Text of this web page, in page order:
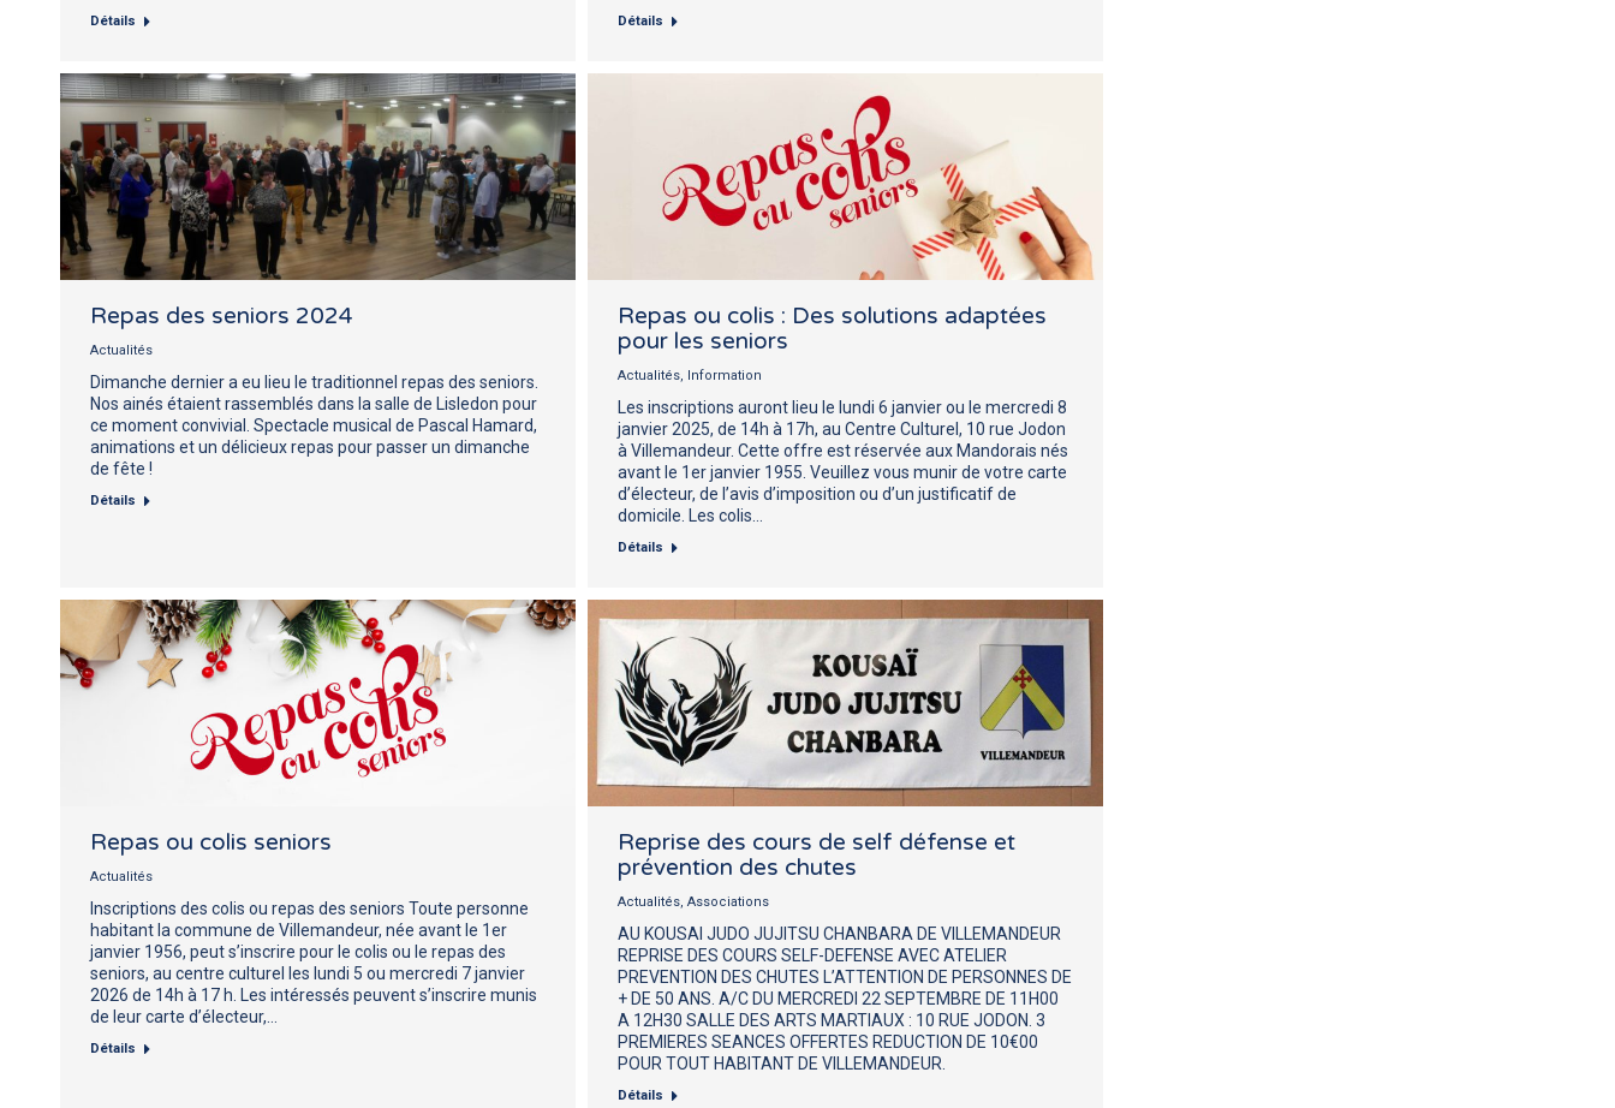
Détails Détails
Repas des seniors 2024
Actualités
Dimanche dernier a eu lieu le traditionnel repas des seniors.
Nos ainés étaient rassemblés dans la salle de Lisledon pour
ce moment convivial. Spectacle musical de Pascal Hamard,
animations et un délicieux repas pour passer un dimanche
de fête !
Détails
Repas ou colis : Des solutions adaptées
pour les seniors
Actualités Information
Les inscriptions auront lieu le lundi 6 janvier ou le mercredi 8
janvier 2025, de 14h à 17h, au Centre Culturel, 10 rue Jodon
à Villemandeur. Cette offre est réservée aux Mandorais nés
avant le 1er janvier 1955. Veuillez vous munir de votre carte
d’électeur, de l’avis d’imposition ou d’un justificatif de
domicile. Les colis…
Détails
Repas ou colis seniors
Actualités
Inscriptions des colis ou repas des seniors Toute personne
habitant la commune de Villemandeur, née avant le 1er
janvier 1956, peut s’inscrire pour le colis ou le repas des
seniors, au centre culturel les lundi 5 ou mercredi 7 janvier
2026 de 14h à 17 h. Les intéressés peuvent s’inscrire munis
de leur carte d’électeur,…
Détails
Reprise des cours de self défense et
prévention des chutes
Actualités Associations
AU KOUSAI JUDO JUJITSU CHANBARA DE VILLEMANDEUR
REPRISE DES COURS SELF-DEFENSE AVEC ATELIER
PREVENTION DES CHUTES L’ATTENTION DE PERSONNES DE
+ DE 50 ANS. A/C DU MERCREDI 22 SEPTEMBRE DE 11H00
A 12H30 SALLE DES ARTS MARTIAUX : 10 RUE JODON. 3
PREMIERES SEANCES OFFERTES REDUCTION DE 10€00
POUR TOUT HABITANT DE VILLEMANDEUR.
Détails